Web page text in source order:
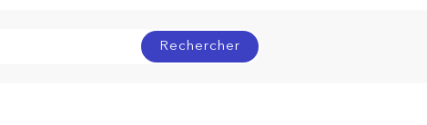
Rechercher